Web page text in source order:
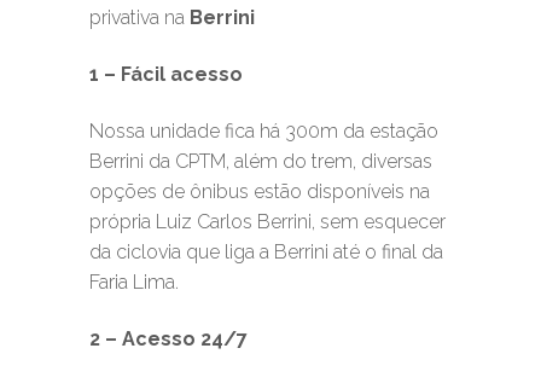
privativa na Berrini
1 – Fácil acesso
Nossa unidade fica há 300m da estação
Berrini da CPTM, além do trem, diversas
opções de ônibus estão disponíveis na
própria Luiz Carlos Berrini, sem esquecer
da ciclovia que liga a Berrini até o final da
Faria Lima.
2 – Acesso 24/7